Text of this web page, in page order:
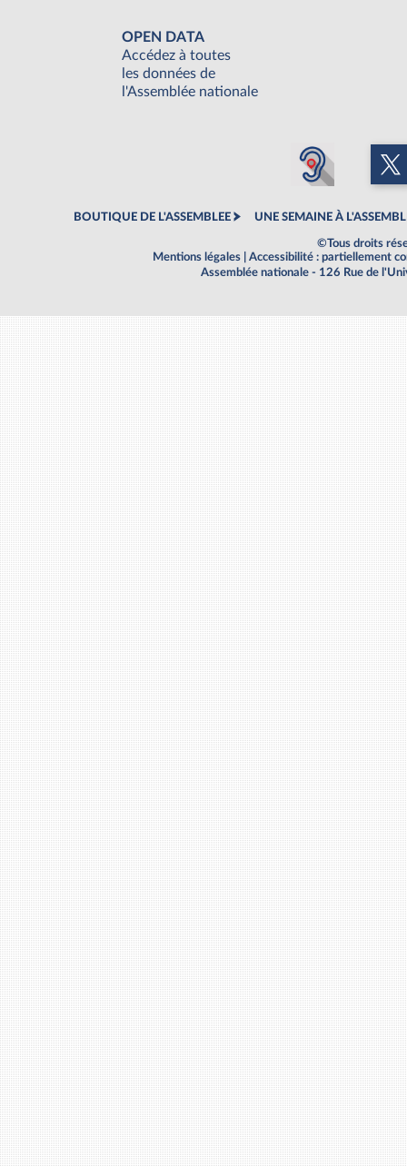
OPEN DATA
Accédez à toutes
les données de
l'Assemblée nationale
BOUTIQUE DE L'ASSEMBLEE UNE SEMAINE À
©Tous droits
Mentions légales
Accessibilité : partiellement
Assemblée nationale - 126 Rue de